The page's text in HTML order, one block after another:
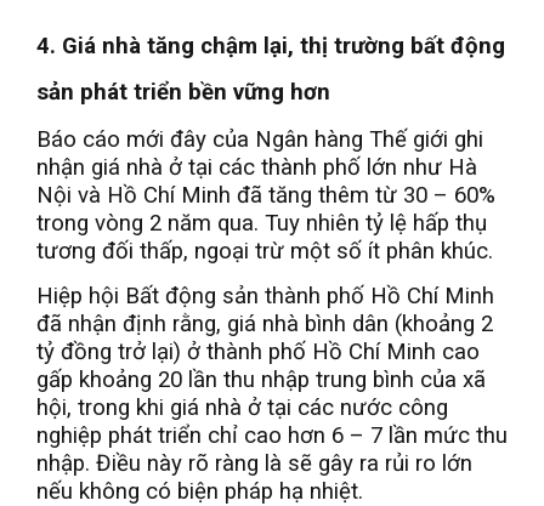
4. Giá nhà tăng chậm lại, thị trường bất động
sản phát triển bền vững hơn
Báo cáo mới đây của Ngân hàng Thế giới ghi
nhận giá nhà ở tại các thành phố lớn như Hà
Nội và Hồ Chí Minh đã tăng thêm từ 30 – 60%
trong vòng 2 năm qua. Tuy nhiên tỷ lệ hấp thụ
tương đối thấp, ngoại trừ một số ít phân khúc.
Hiệp hội Bất động sản thành phố Hồ Chí Minh
đã nhận định rằng, giá nhà bình dân (khoảng 2
tỷ đồng trở lại) ở thành phố Hồ Chí Minh cao
gấp khoảng 20 lần thu nhập trung bình của xã
hội, trong khi giá nhà ở tại các nước công
nghiệp phát triển chỉ cao hơn 6 – 7 lần mức thu
nhập. Điều này rõ ràng là sẽ gây ra rủi ro lớn
nếu không có biện pháp hạ nhiệt.